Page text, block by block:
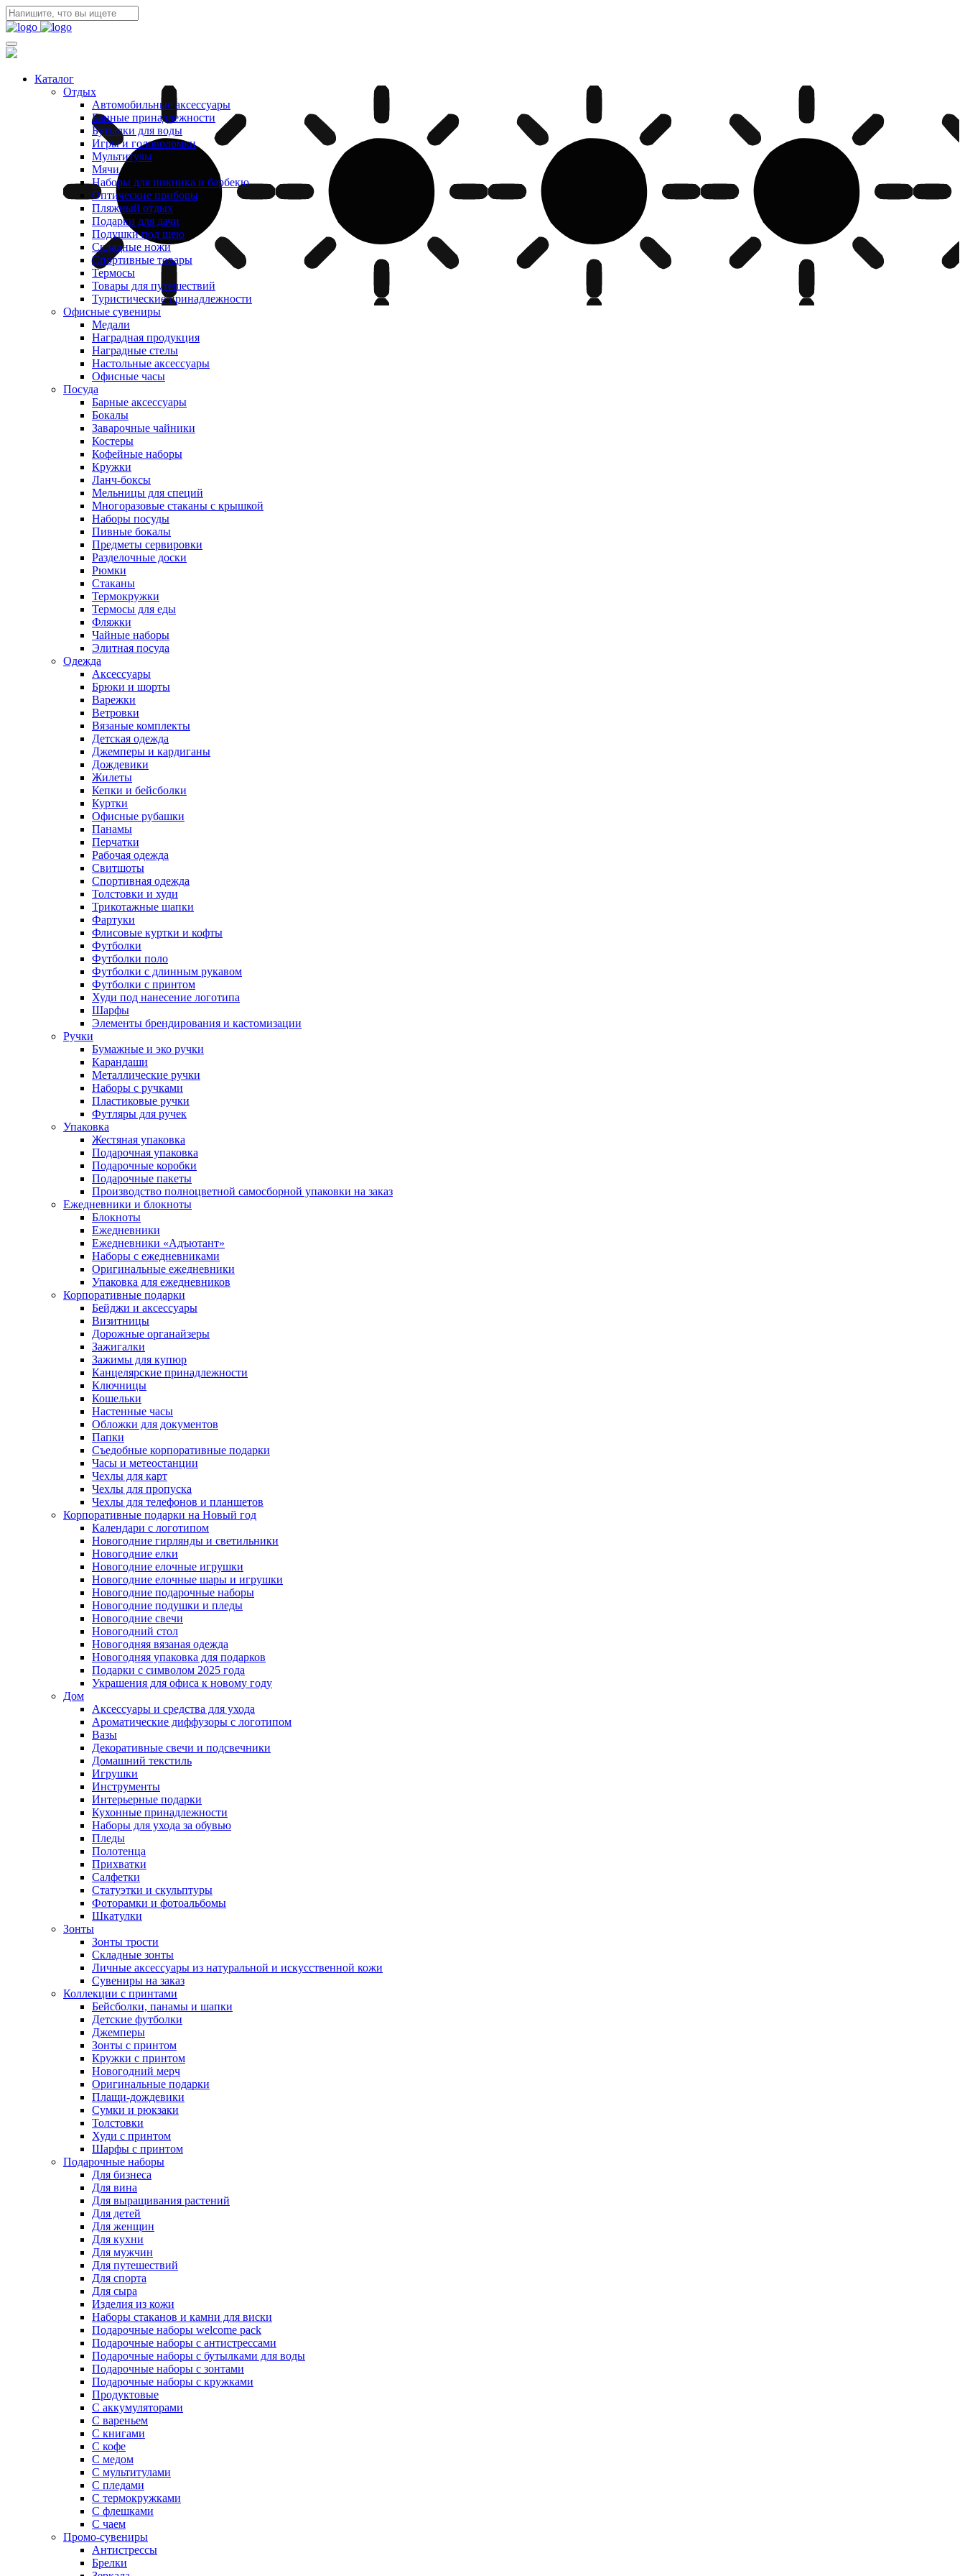
Каталог
Отдых
Автомобильные аксессуары
Банные принадлежности
Бутылки для воды
Игры и головоломки
Мультитулы
Мячи
Наборы для пикника и барбекю
Оптические приборы
Пляжный отдых
Подарки для дачи
Подушки под шею
Складные ножи
Спортивные товары
Термосы
Товары для путешествий
Туристические принадлежности
Офисные сувениры
Медали
Наградная продукция
Наградные стелы
Настольные аксессуары
Офисные часы
Посуда
Барные аксессуары
Бокалы
Заварочные чайники
Костеры
Кофейные наборы
Кружки
Ланч-боксы
Мельницы для специй
Многоразовые стаканы с крышкой
Наборы посуды
Пивные бокалы
Предметы сервировки
Разделочные доски
Рюмки
Стаканы
Термокружки
Термосы для еды
Фляжки
Чайные наборы
Элитная посуда
Одежда
Аксессуары
Брюки и шорты
Варежки
Ветровки
Вязаные комплекты
Детская одежда
Джемперы и кардиганы
Дождевики
Жилеты
Кепки и бейсболки
Куртки
Офисные рубашки
Панамы
Перчатки
Рабочая одежда
Свитшоты
Спортивная одежда
Толстовки и худи
Трикотажные шапки
Фартуки
Флисовые куртки и кофты
Футболки
Футболки поло
Футболки с длинным рукавом
Футболки с принтом
Худи под нанесение логотипа
Шарфы
Элементы брендирования и кастомизации
Ручки
Бумажные и эко ручки
Карандаши
Металлические ручки
Наборы с ручками
Пластиковые ручки
Футляры для ручек
Упаковка
Жестяная упаковка
Подарочная упаковка
Подарочные коробки
Подарочные пакеты
Производство полноцветной самосборной упаковки на заказ
Ежедневники и блокноты
Блокноты
Ежедневники
Ежедневники «Адъютант»
Наборы с ежедневниками
Оригинальные ежедневники
Упаковка для ежедневников
Корпоративные подарки
Бейджи и аксессуары
Визитницы
Дорожные органайзеры
Зажигалки
Зажимы для купюр
Канцелярские принадлежности
Ключницы
Кошельки
Настенные часы
Обложки для документов
Папки
Съедобные корпоративные подарки
Часы и метеостанции
Чехлы для карт
Чехлы для пропуска
Чехлы для телефонов и планшетов
Корпоративные подарки на Новый год
Календари с логотипом
Новогодние гирлянды и светильники
Новогодние елки
Новогодние елочные игрушки
Новогодние елочные шары и игрушки
Новогодние подарочные наборы
Новогодние подушки и пледы
Новогодние свечи
Новогодний стол
Новогодняя вязаная одежда
Новогодняя упаковка для подарков
Подарки с символом 2025 года
Украшения для офиса к новому году
Дом
Аксессуары и средства для ухода
Ароматические диффузоры с логотипом
Вазы
Декоративные свечи и подсвечники
Домашний текстиль
Игрушки
Инструменты
Интерьерные подарки
Кухонные принадлежности
Наборы для ухода за обувью
Пледы
Полотенца
Прихватки
Салфетки
Статуэтки и скульптуры
Фоторамки и фотоальбомы
Шкатулки
Зонты
Зонты трости
Складные зонты
Личные аксессуары из натуральной и искусственной кожи
Сувениры на заказ
Коллекции с принтами
Бейсболки, панамы и шапки
Детские футболки
Джемперы
Зонты с принтом
Кружки с принтом
Новогодний мерч
Оригинальные подарки
Плащи-дождевики
Сумки и рюкзаки
Толстовки
Худи с принтом
Шарфы с принтом
Подарочные наборы
Для бизнеса
Для вина
Для выращивания растений
Для детей
Для женщин
Для кухни
Для мужчин
Для путешествий
Для спорта
Для сыра
Изделия из кожи
Наборы стаканов и камни для виски
Подарочные наборы welcome pack
Подарочные наборы с антистрессами
Подарочные наборы с бутылками для воды
Подарочные наборы с зонтами
Подарочные наборы с кружками
Продуктовые
С аккумуляторами
С вареньем
С книгами
С кофе
С медом
С мультитулами
С пледами
С термокружками
С флешками
С чаем
Промо-сувениры
Антистрессы
Брелки